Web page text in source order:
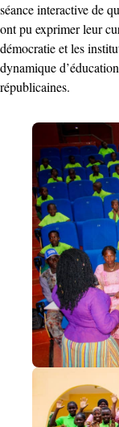
séance interactive de
ont pu exprimer leur
démocratie et les
dynamique
républicaines.